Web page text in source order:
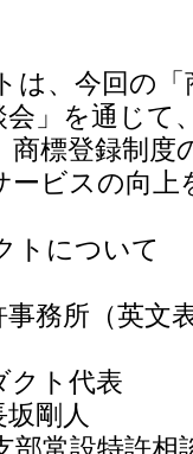
は、今回の
会」を通じ
商標登録制
ービスの向上
トについて
務所（英文
ト代表
剛人
部常設特許相